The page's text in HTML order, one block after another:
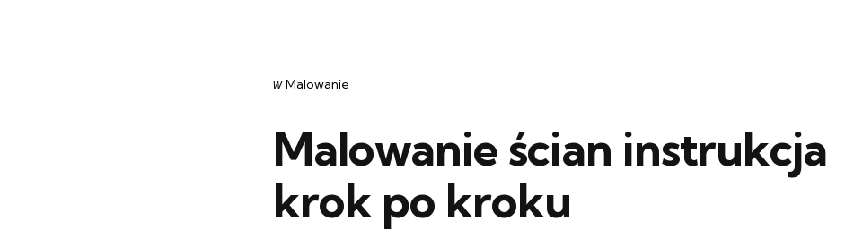
Categories
post
w Malowanie
Malowanie ścian instrukcja
krok po kroku